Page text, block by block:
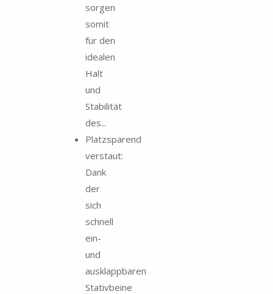
sorgen
somit
für den
idealen
Halt
und
Stabilität
des...
Platzsparend
verstaut:
Dank
der
sich
schnell
ein-
und
ausklappbaren
Stativbeine